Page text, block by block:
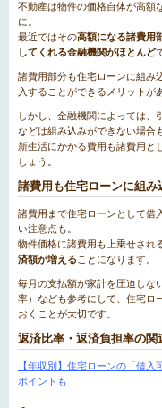
不動産は物件の価格自体が高額
に。
最近ではその高額になる諸費用
してくれる金融機関がほとんど
諸費用部分も住宅ローンに組み
入することができるメリットが
しかし、金融機関によっては、
などは組み込みができない場合
新生活にかかる費用も諸費用と
しょう。
諸費用も住宅ローンに組み
諸費用まで住宅ローンとして借
い注意点も。
物件価格に諸費用も上乗せされ
済額が増える ことになります。
毎月の支払額が家計を圧迫しな
率）なども参考にして、住宅ロ
おくことが大切です。
返済比率・返済負担率の関
【年収別】住宅ローンの「借
ポイントも